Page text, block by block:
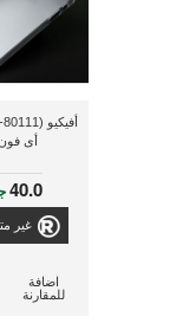
أى فون
40.0
غير
اضافة
للمقارنة